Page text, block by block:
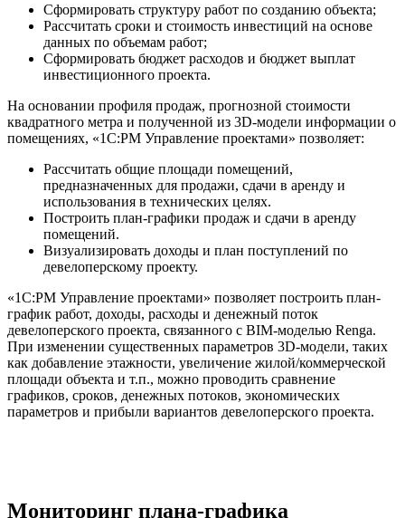
Сформировать структуру работ по созданию объекта;
Рассчитать сроки и стоимость инвестиций на основе
данных по объемам работ;
Сформировать бюджет расходов и бюджет выплат
инвестиционного проекта.
На основании профиля продаж, прогнозной стоимости
квадратного метра и полученной из 3D-модели информации о
помещениях, «1С:PM Управление проектами» позволяет:
Рассчитать общие площади помещений,
предназначенных для продажи, сдачи в аренду и
использования в технических целях.
Построить план-графики продаж и сдачи в аренду
помещений.
Визуализировать доходы и план поступлений по
девелоперскому проекту.
«1С:PM Управление проектами» позволяет построить план-
график работ, доходы, расходы и денежный поток
девелоперского проекта, связанного с BIM-моделью Renga.
При изменении существенных параметров 3D-модели, таких
как добавление этажности, увеличение жилой/коммерческой
площади объекта и т.п., можно проводить сравнение
графиков, сроков, денежных потоков, экономических
параметров и прибыли вариантов девелоперского проекта.
Мониторинг плана-графика